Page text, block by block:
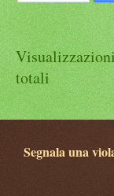
totali
Segnala una